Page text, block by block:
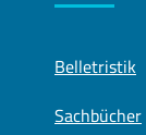
Belletristik
Sachbücher